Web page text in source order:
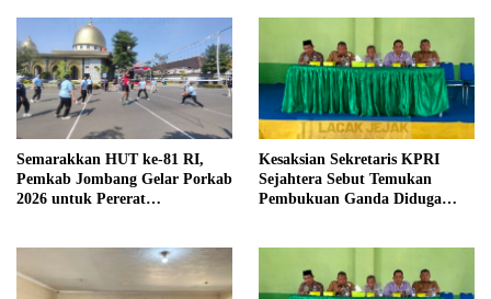
Semarakkan HUT ke-81 RI,
Pemkab Jombang Gelar Porkab
2026 untuk Pererat
Kesaksian Sekretaris KPRI
Sejahtera Sebut Temukan
Pembukuan Ganda Diduga